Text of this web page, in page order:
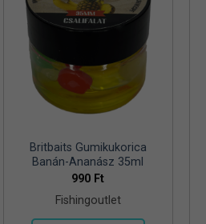
Britbaits Gumikukorica
Banán-Ananász 35ml
990 Ft
Fishingoutlet